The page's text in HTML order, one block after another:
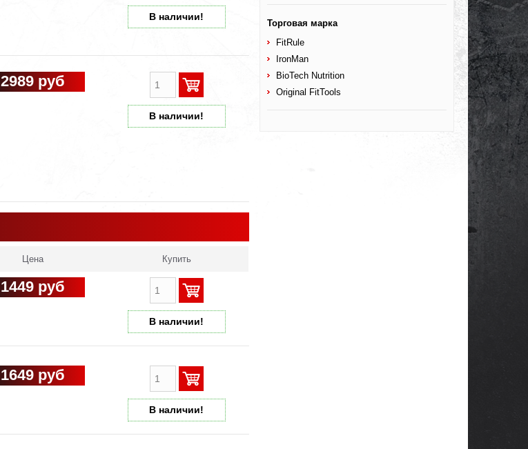
Торговая марка
FitRule
IronMan
BioTech Nutrition
Original FitTools
В наличии!
2989 руб
В наличии!
Цена Купить
1449 руб
В наличии!
1649 руб
В наличии!